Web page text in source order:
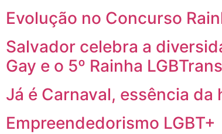
Evolução no Concurso
Salvador celebra a
Gay e o 5º Rainha LGBTrans
Já é Carnaval, essência
Empreendedorismo LGBT+